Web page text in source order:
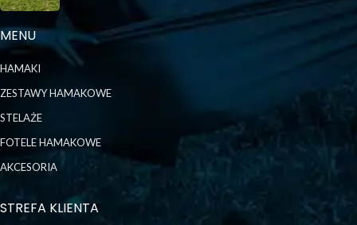
MENU
HAMAKI
ZESTAWY HAMAKOWE
STELAŻE
FOTELE HAMAKOWE
AKCESORIA
STREFA KLIENTA